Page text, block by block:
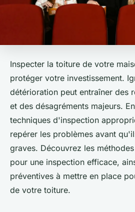
Inspecter la toiture de votre
protéger votre investissement.
détérioration peut entraîner des
et des désagréments majeurs.
techniques d'inspection
repérer les problèmes avant
graves. Découvrez les
pour une inspection efficace,
préventives à mettre en place
de votre toiture.